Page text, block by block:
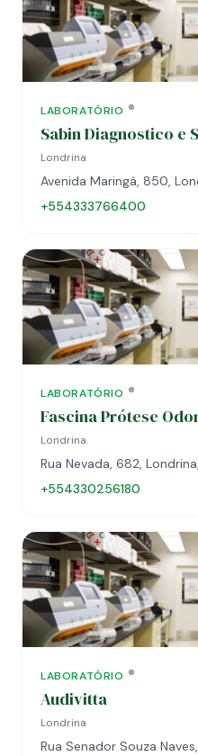
LABORATÓRIO
Sabin Diagnostico e
Londrina
Avenida Maringá, 850,
+554333766400
LABORATÓRIO
Fascina Prótese
Londrina
Rua Nevada, 682,
+554330256180
LABORATÓRIO
Audivitta
Londrina
Rua Senador Souza